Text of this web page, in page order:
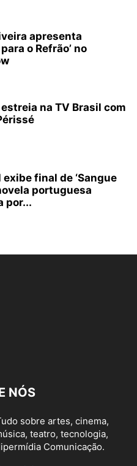
apresenta
o Refrão’ no
estreia na TV Brasil com
exibe final de ‘Sangue
portuguesa
por...
NÓS
sobre artes, cinema,
teatro, tecnologia,
Comunicação.